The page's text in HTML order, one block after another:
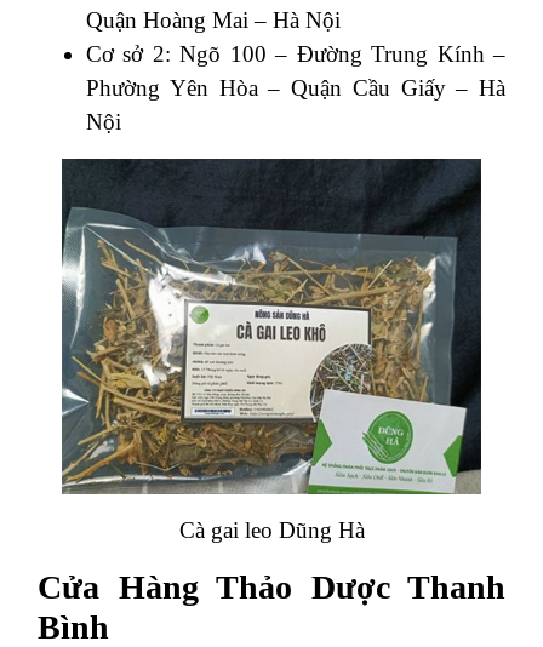
Quận Hoàng Mai – Hà Nội
Cơ sở 2: Ngõ 100 – Đường Trung Kính –
Phường Yên Hòa – Quận Cầu Giấy – Hà
Nội
Cà gai leo Dũng Hà
Cửa Hàng Thảo Dược Thanh
Bình